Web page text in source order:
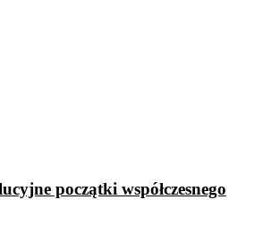
początki współczesnego